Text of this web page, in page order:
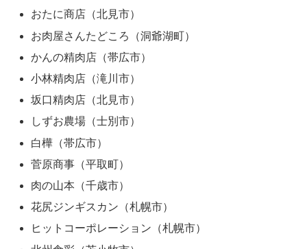
おたに商店（北見市）
お肉屋さんたどころ（洞爺湖町）
かんの精肉店（帯広市）
小林精肉店（滝川市）
坂口精肉店（北見市）
しずお農場（士別市）
白樺（帯広市）
菅原商事（平取町）
肉の山本（千歳市）
花尻ジンギスカン（札幌市）
ヒットコーポレーション（札幌市）